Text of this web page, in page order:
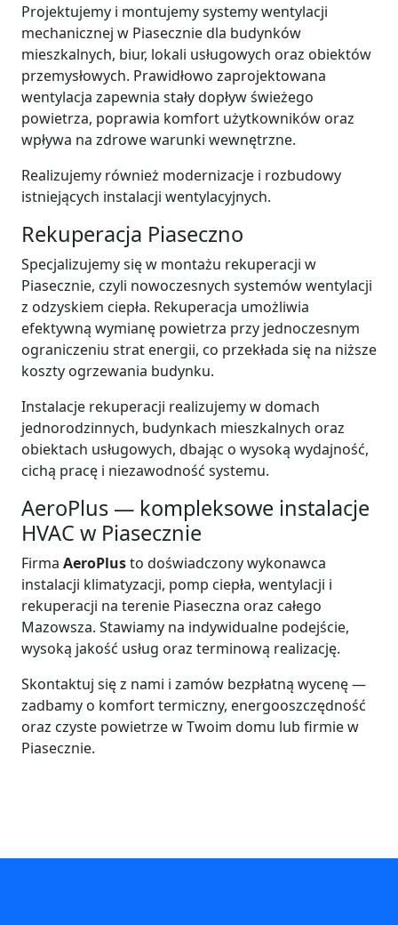
Projektujemy i montujemy systemy wentylacji
mechanicznej w Piasecznie dla budynków
mieszkalnych, biur, lokali usługowych oraz obiektów
przemysłowych. Prawidłowo zaprojektowana
wentylacja zapewnia stały dopływ świeżego
powietrza, poprawia komfort użytkowników oraz
wpływa na zdrowe warunki wewnętrzne.
Realizujemy również modernizacje i rozbudowy
istniejących instalacji wentylacyjnych.
Rekuperacja Piaseczno
Specjalizujemy się w montażu rekuperacji w
Piasecznie, czyli nowoczesnych systemów wentylacji
z odzyskiem ciepła. Rekuperacja umożliwia
efektywną wymianę powietrza przy jednoczesnym
ograniczeniu strat energii, co przekłada się na niższe
koszty ogrzewania budynku.
Instalacje rekuperacji realizujemy w domach
jednorodzinnych, budynkach mieszkalnych oraz
obiektach usługowych, dbając o wysoką wydajność,
cichą pracę i niezawodność systemu.
AeroPlus — kompleksowe instalacje
HVAC w Piasecznie
Firma AeroPlusto doświadczony wykonawca
instalacji klimatyzacji, pomp ciepła, wentylacji i
rekuperacji na terenie Piaseczna oraz całego
Mazowsza. Stawiamy na indywidualne podejście,
wysoką jakość usług oraz terminową realizację.
Skontaktuj się z nami i zamów bezpłatną wycenę —
zadbamy o komfort termiczny, energooszczędność
oraz czyste powietrze w Twoim domu lub firmie w
Piasecznie.